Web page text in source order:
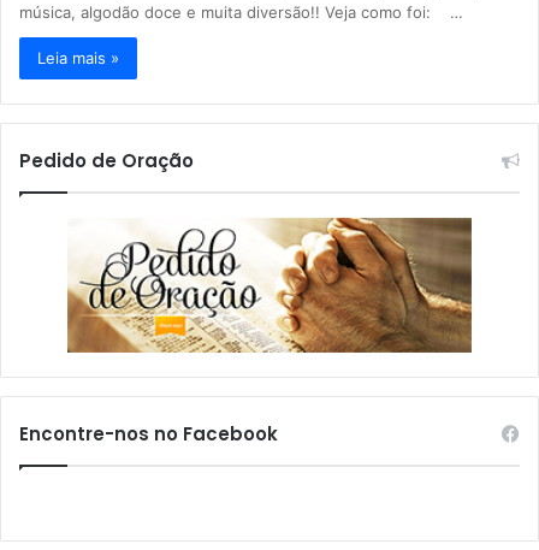
música, algodão doce e muita diversão!! Veja como foi: …
Leia mais »
Pedido de Oração
Encontre-nos no Facebook